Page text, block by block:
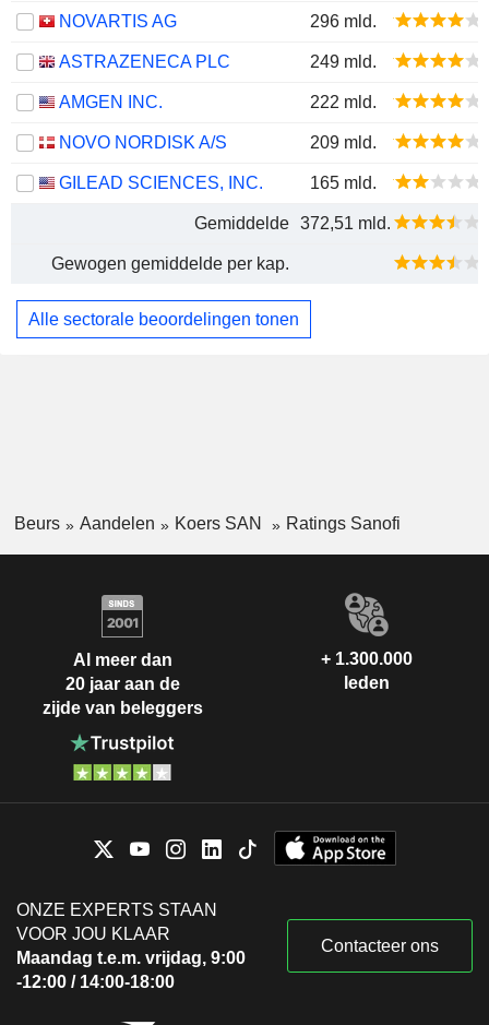
NOVARTIS AG 296 mld.
ASTRAZENECA PLC 249 mld.
AMGEN INC. 222 mld.
NOVO NORDISK A/S 209 mld.
GILEAD SCIENCES, INC. 165 mld.
Gemiddelde 372,51 mld.
Gewogen gemiddelde per kap.
Alle sectorale beoordelingen tonen
Beurs Aandelen Koers SAN Ratings Sanofi
Al meer dan
20 jaar aan de
zijde van beleggers
+ 1.300.000
leden
ONZE EXPERTS STAAN
VOOR JOU KLAAR
Maandag t.e.m. vrijdag, 9:00
-12:00 / 14:00-18:00
Contacteer ons